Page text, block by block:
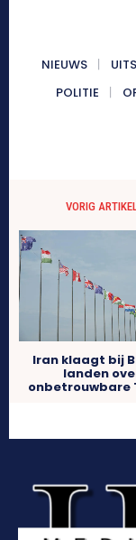
NIEUWS
POLITIE
VORIG
Iran klaagt bij
landen
onbetrouwbare